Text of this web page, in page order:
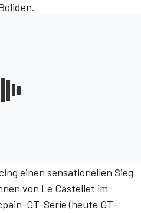
einen sensationellen Sieg
von Le Castellet im
GT-Serie (heute GT-